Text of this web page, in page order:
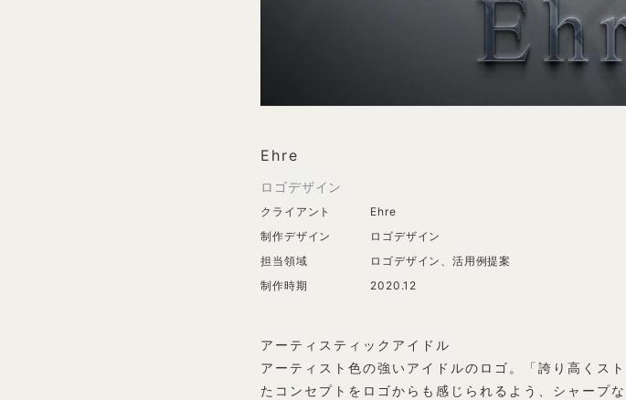
Ehre
ロゴデザイン
クライアント
Ehre
制作デザイン
ロゴデザイン
担当領域
ロゴデザイン、活用例提案
制作時期
2020.12
アーティスティックアイドル
アーティスト色の強いアイドルのロゴ。「誇り高くス
たコンセプトをロゴからも感じられるよう、シャープ